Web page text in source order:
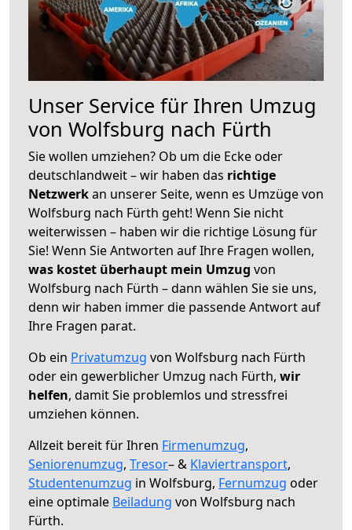
Unser Service für Ihren Umzug
von Wolfsburg nach Fürth
Sie wollen umziehen? Ob um die Ecke oder
deutschlandweit – wir haben das richtige
Netzwerkan unserer Seite, wenn es Umzüge von
Wolfsburg nach Fürth geht! Wenn Sie nicht
weiterwissen – haben wir die richtige Lösung für
Sie! Wenn Sie Antworten auf Ihre Fragen wollen,
was kostet überhaupt mein Umzug von
Wolfsburg nach Fürth – dann wählen Sie sie uns,
denn wir haben immer die passende Antwort auf
Ihre Fragen parat.
Ob ein Privatumzug von Wolfsburg nach Fürth
oder ein gewerblicher Umzug nach Fürth, wir
helfen, damit Sie problemlos und stressfrei
umziehen können.
Allzeit bereit für Ihren Firmenumzug,
Seniorenumzug, Tresor– & Klaviertransport,
Studentenumzug in Wolfsburg, Fernumzug oder
eine optimale Beiladung von Wolfsburg nach
Fürth.